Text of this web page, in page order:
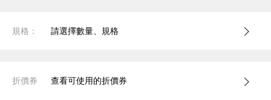
規格： 請選擇數量、規格
折價券 查看可使用的折價券